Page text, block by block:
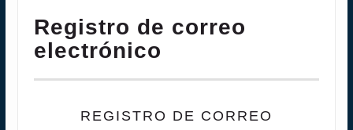
Registro de correo
electrónico
REGISTRO DE CORREO